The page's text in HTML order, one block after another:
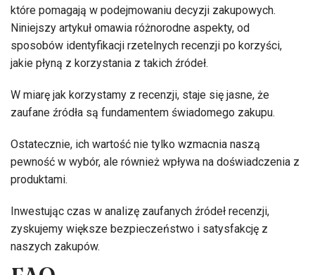
które pomagają w podejmowaniu decyzji zakupowych.
Niniejszy artykuł omawia różnorodne aspekty, od
sposobów identyfikacji rzetelnych recenzji po korzyści,
jakie płyną z korzystania z takich źródeł.
W miarę jak korzystamy z recenzji, staje się jasne, że
zaufane źródła są fundamentem świadomego zakupu.
Ostatecznie, ich wartość nie tylko wzmacnia naszą
pewność w wybór, ale również wpływa na doświadczenia z
produktami.
Inwestując czas w analizę zaufanych źródeł recenzji,
zyskujemy większe bezpieczeństwo i satysfakcję z
naszych zakupów.